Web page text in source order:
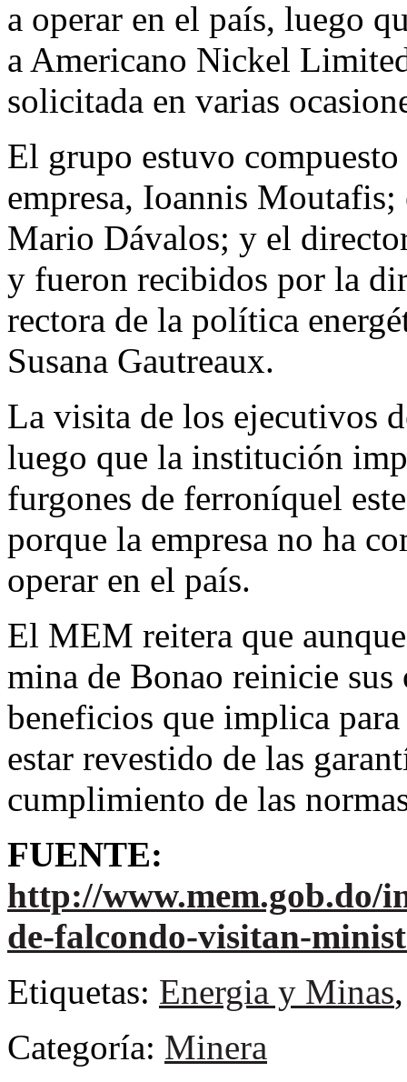
a operar en el país, luego
a Americano Nickel
solicitada en varias
El grupo estuvo
empresa, Ioannis
Mario Dávalos; y el
y fueron recibidos por la
rectora de la política
Susana Gautreaux.
La visita de los ejecutivos
luego que la institución
furgones de ferroníquel
porque la empresa no ha
operar en el país.
El MEM reitera que
mina de Bonao reinicie
beneficios que implica
estar revestido de las
cumplimiento de las
FUENTE:
http://www.mem.gob.do/
de-falcondo-visitan-
Etiquetas: Energia y Minas
Categoría: Minera